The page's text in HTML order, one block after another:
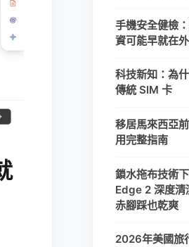
手機安全健檢
資可能早就在外
科技新知：為
傳統 SIM 卡
移居馬來西亞
用完整指南
鎖水拖布技術
Edge 2 深度清
赤腳踩也乾爽
2026年美國旅